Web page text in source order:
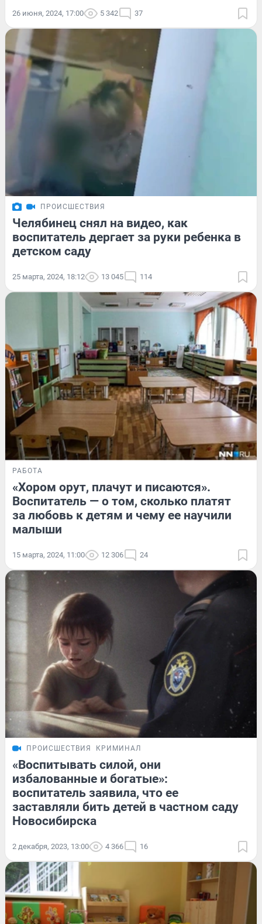
26 июня, 2024, 17:00 5 342 37
ПРОИСШЕСТВИЯ
Челябинец снял на видео, как
воспитатель дергает за руки ребенка в
детском саду
25 марта, 2024, 18:12 13 045 114
РАБОТА
«Хором орут, плачут и писаются».
Воспитатель — о том, сколько платят
за любовь к детям и чему ее научили
малыши
15 марта, 2024, 11:00 12 306 24
ПРОИСШЕСТВИЯ КРИМИНАЛ
«Воспитывать силой, они
избалованные и богатые»:
воспитатель заявила, что ее
заставляли бить детей в частном саду
Новосибирска
2 декабря, 2023, 13:00 4 366 16